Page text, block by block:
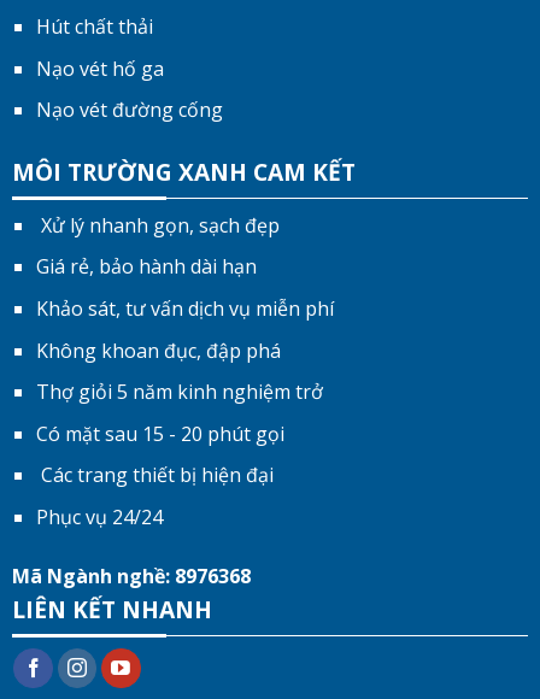
Hút chất thải
Nạo vét hố ga
Nạo vét đường cống
MÔI TRƯỜNG XANH CAM KẾT
Xử lý nhanh gọn, sạch đẹp
Giá rẻ, bảo hành dài hạn
Khảo sát, tư vấn dịch vụ miễn phí
Không khoan đục, đập phá
Thợ giỏi 5 năm kinh nghiệm trở
Có mặt sau 15 - 20 phút gọi
Các trang thiết bị hiện đại
Phục vụ 24/24
Mã Ngành nghề: 8976368
LIÊN KẾT NHANH